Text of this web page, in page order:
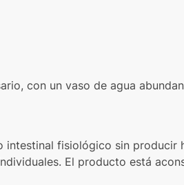
con un vaso de agua
intestinal fisiológico sin producir
El producto está